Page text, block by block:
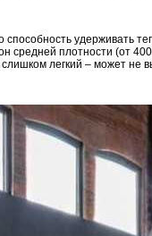
способность удерживать
средней плотности (от
легкий – может не